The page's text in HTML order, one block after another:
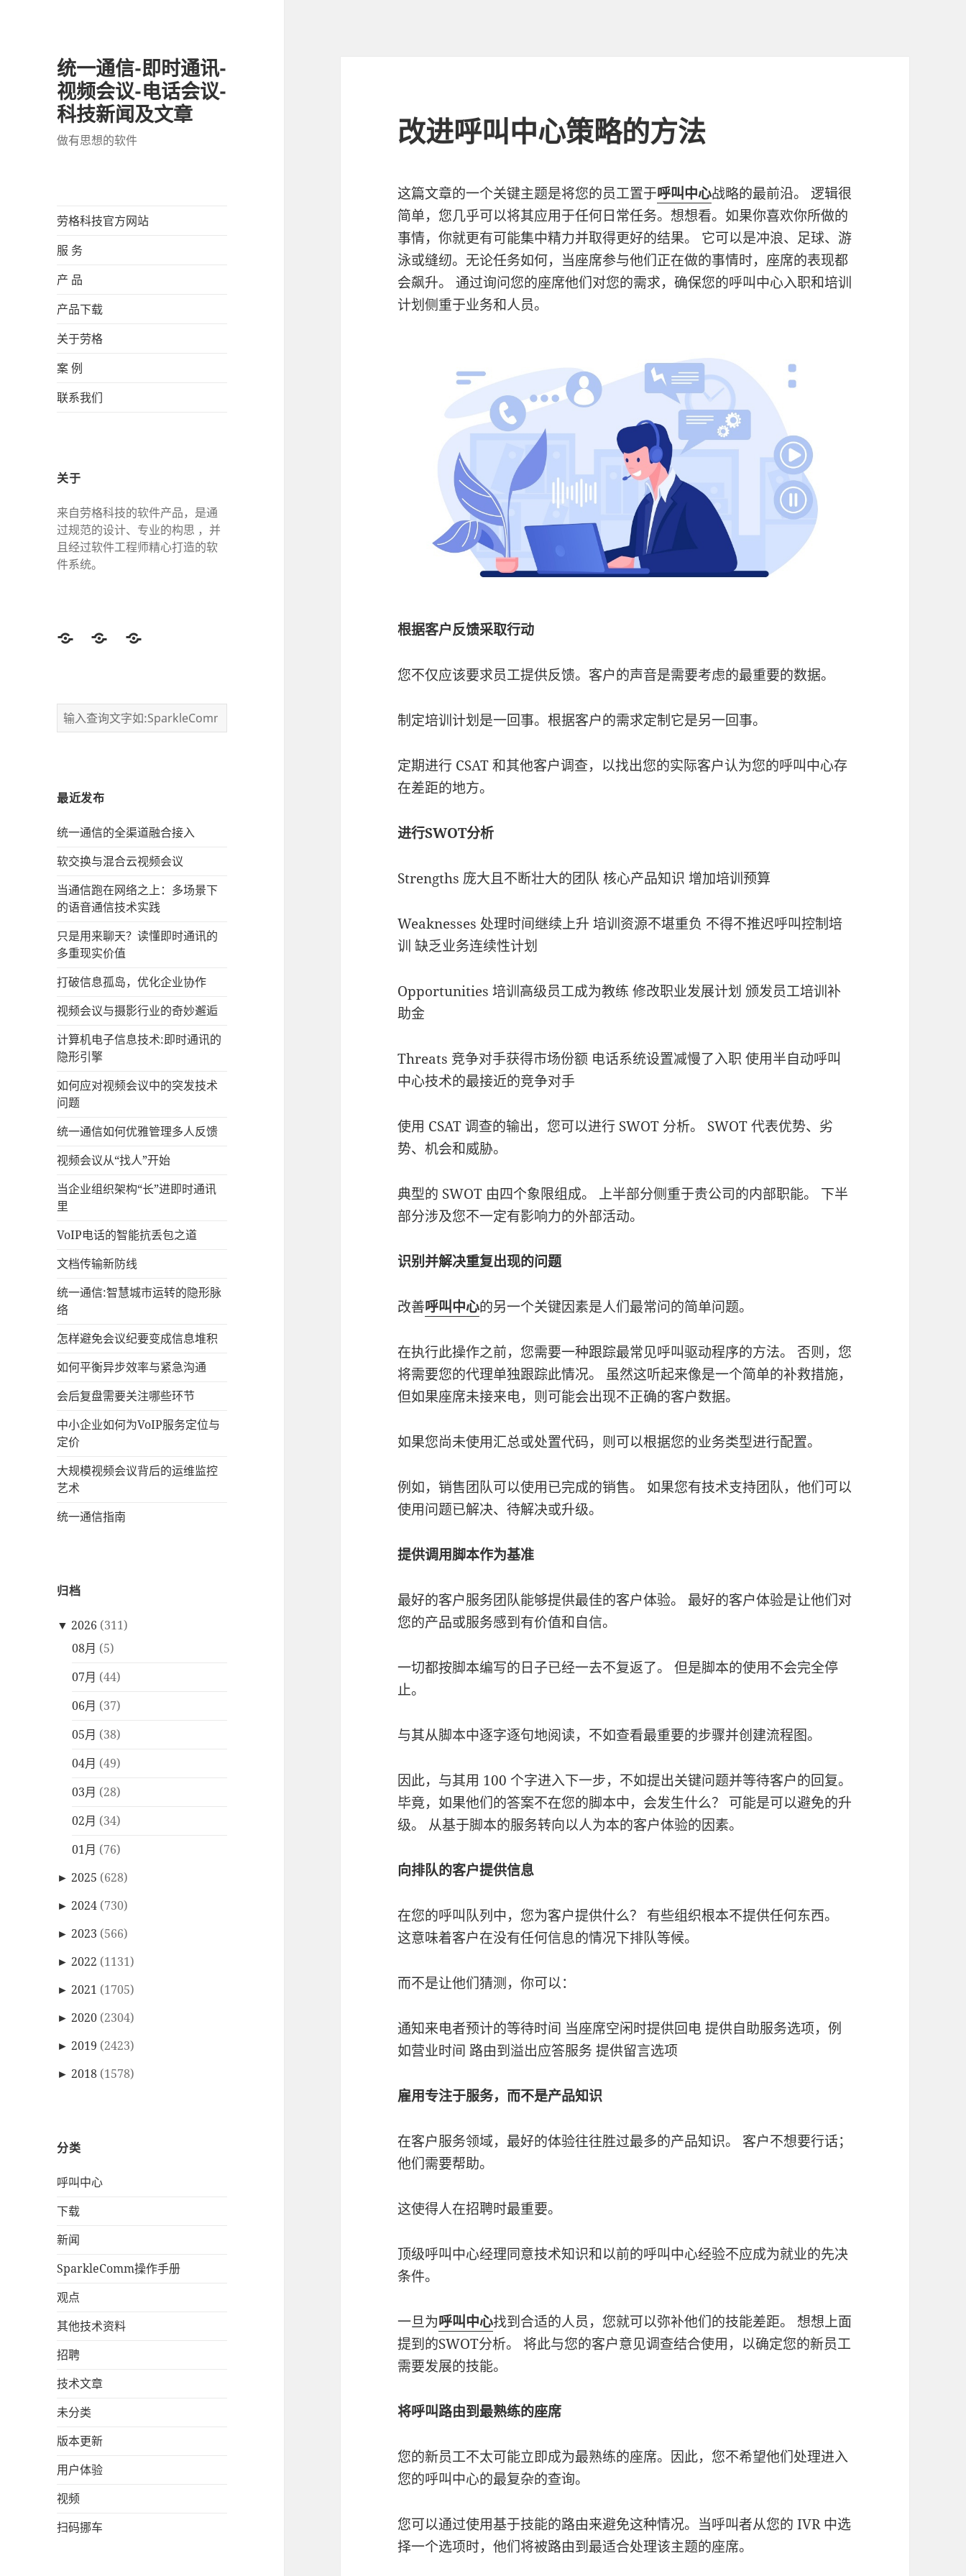
统一通信-即时通讯-
视频会议-电话会议-
科技新闻及文章
做有思想的软件
劳格科技官方网站
服 务
产 品
产品下载
关于劳格
案 例
联系我们
关于
来自劳格科技的软件产品，是通
过规范的设计、专业的构思 ，并
且经过软件工程师精心打造的软
件系统。
TwitterFacebookGoogle
最近发布
统一通信的‌全渠道融合接入
软交换与混合云视频会议
当通信跑在网络之上：多场景下
的语音通信技术实践
只是用来聊天？读懂即时通讯的
多重现实价值
打破信息孤岛，优化企业协作
视频会议与摄影行业的奇妙邂逅
计算机电子信息技术:即时通讯的
隐形引擎
如何应对视频会议中的突发技术
问题
统一通信如何优雅管理多人反馈
视频会议从“找人”开始
当企业组织架构“长”进即时通讯
里
VoIP电话的智能抗丢包之道
文档传输新防线
统一通信:智慧城市运转的隐形脉
络
怎样避免会议纪要变成信息堆积
如何平衡异步效率与紧急沟通
会后复盘需要关注哪些环节
中小企业如何为VoIP服务定位与
定价
大规模视频会议背后的运维监控
艺术
统一通信指南
归档
▼ 2026 (311)
08月 (5)
07月 (44)
06月 (37)
05月 (38)
04月 (49)
03月 (28)
02月 (34)
01月 (76)
► 2025 (628)
► 2024 (730)
► 2023 (566)
► 2022 (1131)
► 2021 (1705)
► 2020 (2304)
► 2019 (2423)
► 2018 (1578)
分类
呼叫中心
下载
新闻
SparkleComm操作手册
观点
其他技术资料
招聘
技术文章
未分类
版本更新
用户体验
视频
扫码挪车
改进呼叫中心策略的方法
这篇文章的一个关键主题是将您的员工置于呼叫中心战略的最前沿。 逻辑很
简单，您几乎可以将其应用于任何日常任务。想想看。如果你喜欢你所做的
事情，你就更有可能集中精力并取得更好的结果。 它可以是冲浪、足球、游
泳或缝纫。无论任务如何，当座席参与他们正在做的事情时，座席的表现都
会飙升。 通过询问您的座席他们对您的需求，确保您的呼叫中心入职和培训
计划侧重于业务和人员。
根据客户反馈采取行动
您不仅应该要求员工提供反馈。客户的声音是需要考虑的最重要的数据。
制定培训计划是一回事。根据客户的需求定制它是另一回事。
定期进行 CSAT 和其他客户调查，以找出您的实际客户认为您的呼叫中心存
在差距的地方。
进行SWOT分析
Strengths 庞大且不断壮大的团队 核心产品知识 增加培训预算
Weaknesses 处理时间继续上升 培训资源不堪重负 不得不推迟呼叫控制培
训 缺乏业务连续性计划
Opportunities 培训高级员工成为教练 修改职业发展计划 颁发员工培训补
助金
Threats 竞争对手获得市场份额 电话系统设置减慢了入职 使用半自动呼叫
中心技术的最接近的竞争对手
使用 CSAT 调查的输出，您可以进行 SWOT 分析。 SWOT 代表优势、劣
势、机会和威胁。
典型的 SWOT 由四个象限组成。 上半部分侧重于贵公司的内部职能。 下半
部分涉及您不一定有影响力的外部活动。
识别并解决重复出现的问题
改善呼叫中心的另一个关键因素是人们最常问的简单问题。
在执行此操作之前，您需要一种跟踪最常见呼叫驱动程序的方法。 否则，您
将需要您的代理单独跟踪此情况。 虽然这听起来像是一个简单的补救措施，
但如果座席未接来电，则可能会出现不正确的客户数据。
如果您尚未使用汇总或处置代码，则可以根据您的业务类型进行配置。
例如，销售团队可以使用已完成的销售。 如果您有技术支持团队，他们可以
使用问题已解决、待解决或升级。
提供调用脚本作为基准
最好的客户服务团队能够提供最佳的客户体验。 最好的客户体验是让他们对
您的产品或服务感到有价值和自信。
一切都按脚本编写的日子已经一去不复返了。 但是脚本的使用不会完全停
止。
与其从脚本中逐字逐句地阅读，不如查看最重要的步骤并创建流程图。
因此，与其用 100 个字进入下一步，不如提出关键问题并等待客户的回复。
毕竟，如果他们的答案不在您的脚本中，会发生什么？ 可能是可以避免的升
级。 从基于脚本的服务转向以人为本的客户体验的因素。
向排队的客户提供信息
在您的呼叫队列中，您为客户提供什么？ 有些组织根本不提供任何东西。
这意味着客户在没有任何信息的情况下排队等候。
而不是让他们猜测，你可以：
通知来电者预计的等待时间 当座席空闲时提供回电 提供自助服务选项，例
如营业时间 路由到溢出应答服务 提供留言选项
雇用专注于服务，而不是产品知识
在客户服务领域，最好的体验往往胜过最多的产品知识。 客户不想要行话；
他们需要帮助。
这使得人在招聘时最重要。
顶级呼叫中心经理同意技术知识和以前的呼叫中心经验不应成为就业的先决
条件。
一旦为呼叫中心找到合适的人员，您就可以弥补他们的技能差距。 想想上面
提到的SWOT分析。 将此与您的客户意见调查结合使用，以确定您的新员工
需要发展的技能。
将呼叫路由到最熟练的座席
您的新员工不太可能立即成为最熟练的座席。因此，您不希望他们处理进入
您的呼叫中心的最复杂的查询。
您可以通过使用基于技能的路由来避免这种情况。当呼叫者从您的 IVR 中选
择一个选项时，他们将被路由到最适合处理该主题的座席。